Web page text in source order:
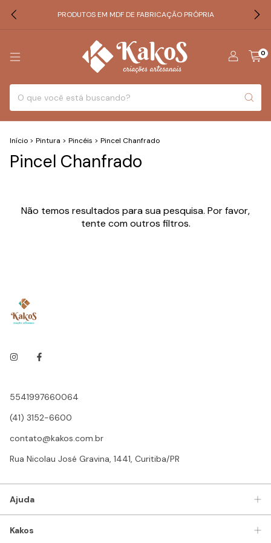
PRODUTOS EM MDF DE FABRICAÇÃO PRÓPRIA
0
Início > Pintura > Pincéis > Pincel Chanfrado
Pincel Chanfrado
Não temos resultados para sua pesquisa. Por favor,
tente com outros filtros.
5541997660064
(41) 3152-6600
contato@kakos.com.br
Rua Nicolau José Gravina, 1441, Curitiba/PR
Ajuda
Kakos